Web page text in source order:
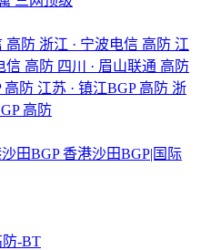
高防 浙江 · 宁波电信 高防 江
信 高防 四川 · 眉山联通 高防
高防 江苏 · 镇江BGP 高防 浙
高防
田BGP 香港沙田BGP|国际
防-BT